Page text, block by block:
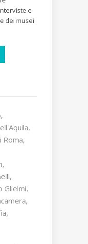
e
dei musei
Roma
Glielmi